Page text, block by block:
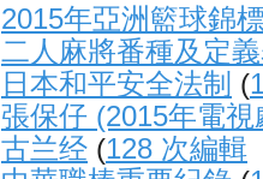
2015年亞洲籃球錦
二人麻將番種及定
日本和平安全法制 (
張保仔 (2015年電視
古兰经 (128 次編輯